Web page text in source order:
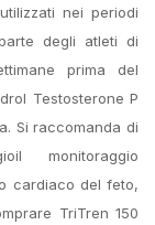
nei periodi
degli atleti di
prima del
Testosterone P
Si raccomanda di
monitoraggio
cardiaco del feto,
TriTren 150